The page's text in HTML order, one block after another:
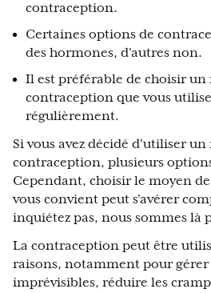
contraception.
Certaines options de
des hormones, d'autres non.
Il est préférable de choisir un
contraception que vous
régulièrement.
Si vous avez décidé d'utiliser un
contraception, plusieurs
Cependant, choisir le moyen
vous convient peut s'avérer
inquiétez pas, nous sommes là
La contraception peut être
raisons, notamment pour gérer
imprévisibles, réduire les